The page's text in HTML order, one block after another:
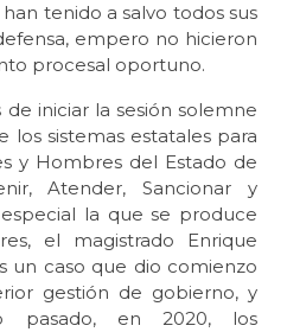
tenido a salvo todos sus
empero no hicieron
procesal oportuno.
iniciar la sesión solemne
los sistemas estatales para
y Hombres del Estado de
Atender, Sancionar y
la que se produce
el magistrado Enrique
un caso que dio comienzo
gestión de gobierno, y
pasado, en 2020, los